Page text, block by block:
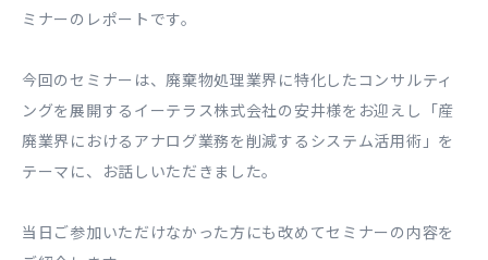
ミナーのレポートです。
今回のセミナーは、廃棄物処理業界に特化したコンサルティ
ングを展開するイーテラス株式会社の安井様をお迎えし「産
廃業界におけるアナログ業務を削減するシステム活用術」を
テーマに、お話しいただきました。
当日ご参加いただけなかった方にも改めてセミナーの内容を